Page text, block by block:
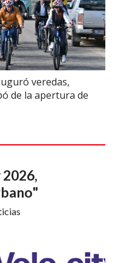
veredas,
de la apertura de